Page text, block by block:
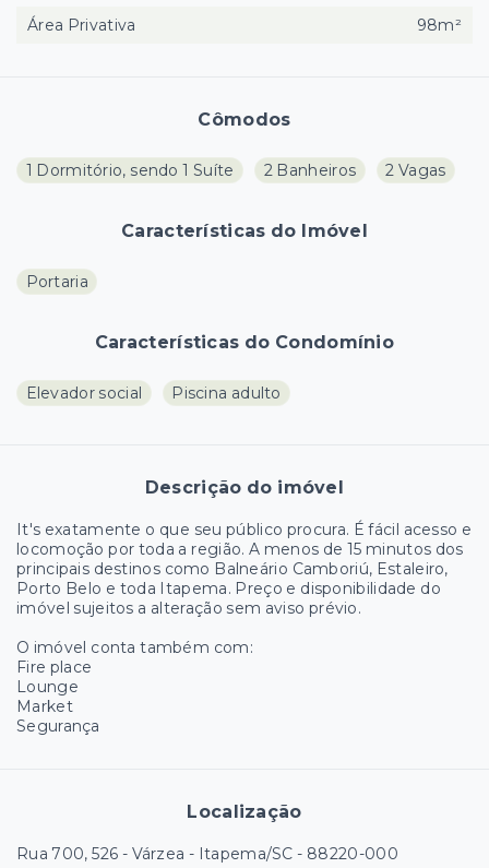
Cômodos
1 Dormitório, sendo 1 Suíte 2 Banheiros 2 Vagas
Características do Imóvel
Portaria
Características do Condomínio
Elevador social Piscina adulto
Descrição do imóvel
It's exatamente o que seu público procura. É fácil acesso e
locomoção por toda a região. A menos de 15 minutos dos
principais destinos como Balneário Camboriú, Estaleiro,
Porto Belo e toda Itapema. Preço e disponibilidade do
imóvel sujeitos a alteração sem aviso prévio.
O imóvel conta também com:
Fire place
Lounge
Market
Segurança
Localização
Rua 700, 526 - Várzea - Itapema/SC - 88220-000
Área Privativa
98m²